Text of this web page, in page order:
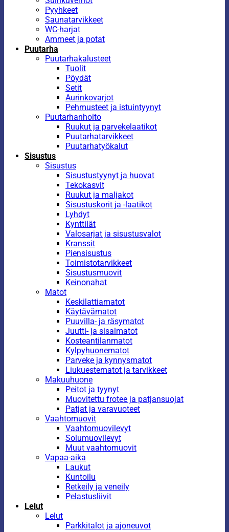
Pyyhkeet
Saunatarvikkeet
WC-harjat
Ammeet ja potat
Puutarha
Puutarhakalusteet
Tuolit
Pöydät
Setit
Aurinkovarjot
Pehmusteet ja istuintyynyt
Puutarhanhoito
Ruukut ja parvekelaatikot
Puutarhatarvikkeet
Puutarhatyökalut
Sisustus
Sisustus
Sisustustyynyt ja huovat
Tekokasvit
Ruukut ja maljakot
Sisustuskorit ja -laatikot
Lyhdyt
Kynttilät
Valosarjat ja sisustusvalot
Kranssit
Piensisustus
Toimistotarvikkeet
Sisustusmuovit
Keinonahat
Matot
Keskilattiamatot
Käytävämatot
Puuvilla- ja räsymatot
Juutti- ja sisalmatot
Kosteantilanmatot
Kylpyhuonematot
Parveke ja kynnysmatot
Liukuestematot ja tarvikkeet
Makuuhuone
Peitot ja tyynyt
Muovitettu frotee ja patjansuojat
Patjat ja varavuoteet
Vaahtomuovit
Vaahtomuovilevyt
Solumuovilevyt
Muut vaahtomuovit
Vapaa-aika
Laukut
Kuntoilu
Retkeily ja veneily
Pelastusliivit
Lelut
Lelut
Parkkitalot ja ajoneuvot